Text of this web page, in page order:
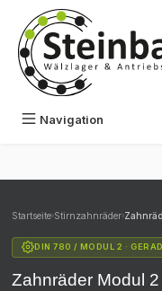
Zum Hauptinhalt springen
Navigation
Startseite›Stirnzahnräder›
DIN 780 / MODUL 2 ·
Zahnräder Modul 2